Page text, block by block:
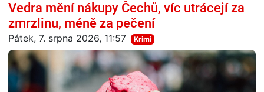
Vedra mění nákupy Čechů, víc utrácejí za
zmrzlinu, méně za pečení
Pátek, 7. srpna 2026, 11:57 Krimi